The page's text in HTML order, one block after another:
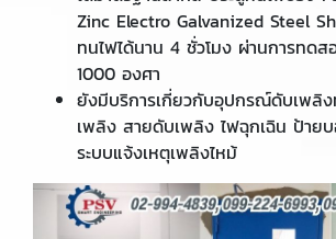
Zinc Electro Galvanized Steel
ทนไฟได้นาน 4 ชั่วโมง ผ่านการทดส
1000 องศา
ยังมีบริการเกี่ยวกับอุปกรณ์ดับเพลิ
เพลิง สายดับเพลิง ไฟฉุกเฉิน ป้าย
ระบบแจ้งเหตุเพลิงไหม้